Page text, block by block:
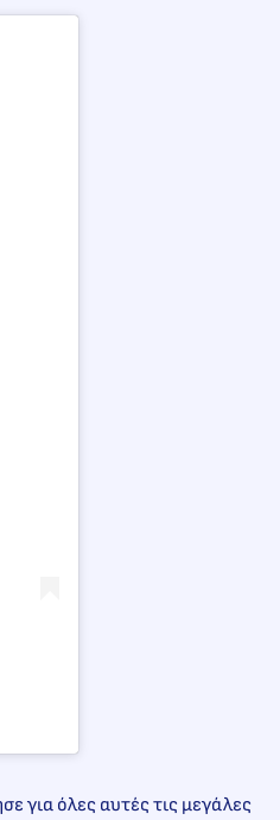
για όλες αυτές τις μεγάλες